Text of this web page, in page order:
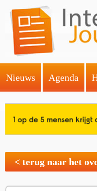
Nieuws Agenda
< terug naar het